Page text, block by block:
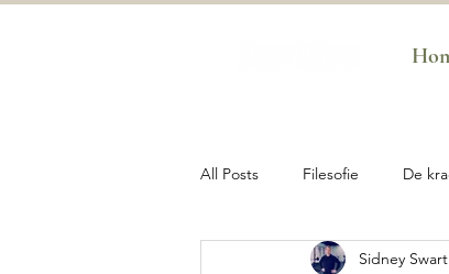
All Posts Filesofie De
De kracht van AdemSidney Swart